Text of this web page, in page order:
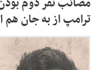
ترامپ از به جان